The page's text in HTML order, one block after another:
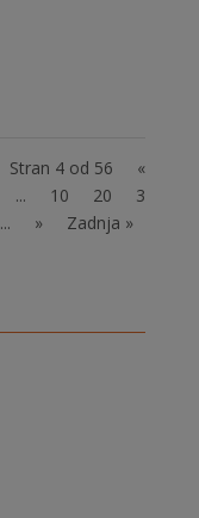
Stran 4 od 56
«
... 10 20
3
... » Zadnja »